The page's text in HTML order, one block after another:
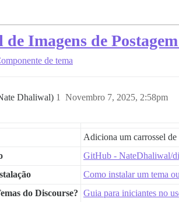
de Imagens de
de tema
Dhaliwal) Novembro 7, 2025, 2:58pm
1
Adiciona um carrossel
GitHub - NateDhaliwal/
Como instalar um tema
do Discourse? Guia para iniciantes no